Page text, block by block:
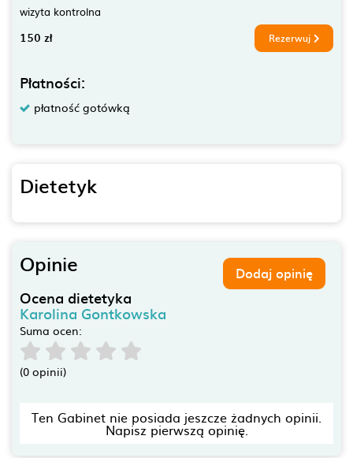
wizyta kontrolna
150 zł Rezerwuj
Płatności:
płatność gotówką
Dietetyk
Opinie Dodaj opinię
Ocena dietetyka
Karolina Gontkowska
Suma ocen:
(0 opinii)
Ten Gabinet nie posiada jeszcze żadnych opinii.
Napisz pierwszą opinię.